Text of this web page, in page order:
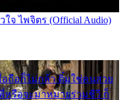
ใจ ไพจิตร (Official Audio)
อถือก็ไม่กล้า ติ๋มใช่คนสวย
หรือจะมาหมายร่วมชีวี ก็